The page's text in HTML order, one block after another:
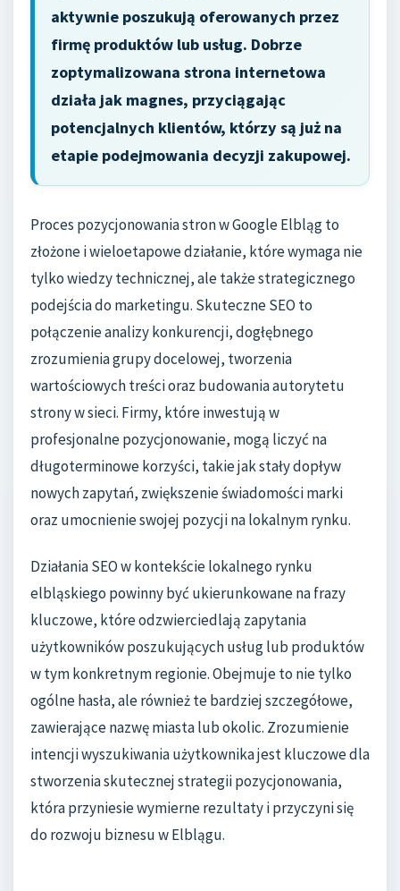
aktywnie poszukują oferowanych przez
firmę produktów lub usług. Dobrze
zoptymalizowana strona internetowa
działa jak magnes, przyciągając
potencjalnych klientów, którzy są już na
etapie podejmowania decyzji zakupowej.
Proces pozycjonowania stron w Google Elbląg to
złożone i wieloetapowe działanie, które wymaga nie
tylko wiedzy technicznej, ale także strategicznego
podejścia do marketingu. Skuteczne SEO to
połączenie analizy konkurencji, dogłębnego
zrozumienia grupy docelowej, tworzenia
wartościowych treści oraz budowania autorytetu
strony w sieci. Firmy, które inwestują w
profesjonalne pozycjonowanie, mogą liczyć na
długoterminowe korzyści, takie jak stały dopływ
nowych zapytań, zwiększenie świadomości marki
oraz umocnienie swojej pozycji na lokalnym rynku.
Działania SEO w kontekście lokalnego rynku
elbląskiego powinny być ukierunkowane na frazy
kluczowe, które odzwierciedlają zapytania
użytkowników poszukujących usług lub produktów
w tym konkretnym regionie. Obejmuje to nie tylko
ogólne hasła, ale również te bardziej szczegółowe,
zawierające nazwę miasta lub okolic. Zrozumienie
intencji wyszukiwania użytkownika jest kluczowe dla
stworzenia skutecznej strategii pozycjonowania,
która przyniesie wymierne rezultaty i przyczyni się
do rozwoju biznesu w Elblągu.